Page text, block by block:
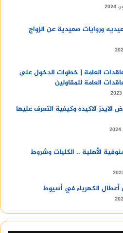
وروايات صعيدية عن الزواج
العامة | خطوات الدخول على
العامة للمقاولين
الايدز الاكيده وكيفية التعرف عليها
الأهلية .. الكليات وشروط
أعطال الكهرباء في أسيوط